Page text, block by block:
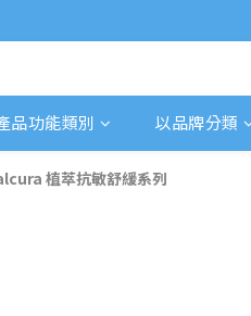
品功能類別 以品牌分類
植萃抗敏舒緩系列